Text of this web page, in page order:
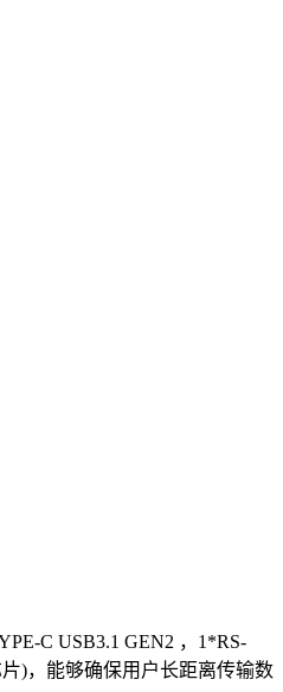
C USB3.1 GEN2 ， 1*RS-
)，能够确保用户长距离传输数